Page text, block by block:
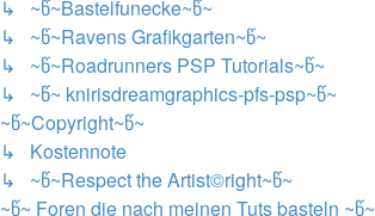
↳ ~წ~Bastelfunecke~წ~
↳ ~წ~Ravens Grafikgarten~წ~
↳ ~წ~Roadrunners PSP Tutorials~წ~
↳ ~წ~ knirisdreamgraphics-pfs-psp~წ~
~წ~Copyright~წ~
↳ Kostennote
↳ ~წ~Respect the Artist©right~წ~
~წ~ Foren die nach meinen Tuts basteln ~წ~